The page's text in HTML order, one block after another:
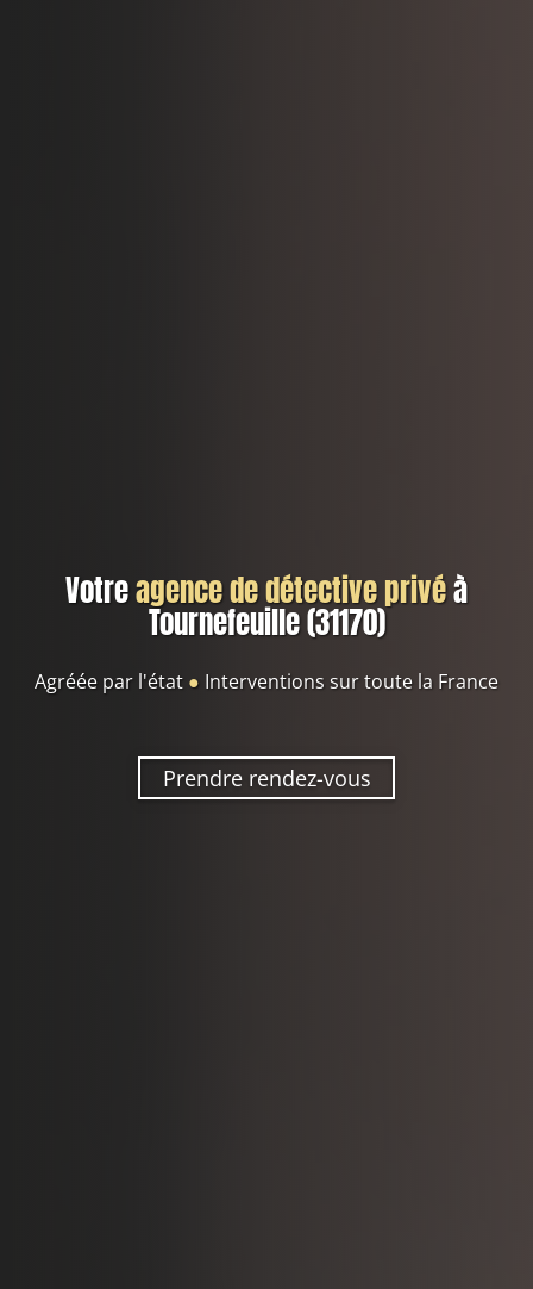
Votreagence de détective privéà
Tournefeuille (31170)
Agréée par l'état ● Interventions sur toute la France
Prendre rendez-vous